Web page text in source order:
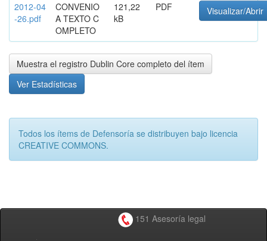
2012-04
-26.pdf
CONVENIO
A TEXTO C
OMPLETO
121,22
kB
PDF Visualizar/Abrir
Muestra el registro Dublin Core completo del ítem
Ver Estadísticas
Todos los ítems de Defensoría se distribuyen bajo licencia
CREATIVE COMMONS.
151 Asesoría legal